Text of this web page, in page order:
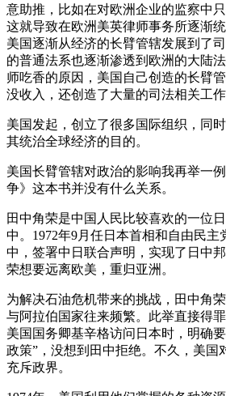
意助推，比如在对欧洲企业的监察中
这就导致在欧洲美英律师事务所逐渐
美国逐渐从经济的长臂管辖发展到了
的普通法系也逐渐渗透到欧洲的大陆
师吃香的原因，美国自己创造的长臂
没收入，还创造了大量的司法相关工作
美国发起，创立了很多国际组织，同
其统治全球经济的目的。
美国长臂管辖对政治的影响我再举一
争》这本书并没有什么关系。
田中角荣是中国人民比较喜欢的一位
中。1972年9月任日本首相和自由民主
中，签署中日联合声明，实现了日中
荣想要远离欧美，重归亚洲。
为解决石油危机带来的挑战，田中角
与阿拉伯国家往来频繁。此举直接得
美国国务卿基辛格访问日本时，明确
政策”，没想到田中拒绝。不久，美国
充斥政界。